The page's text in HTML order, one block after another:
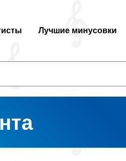
Лучшие минусовки